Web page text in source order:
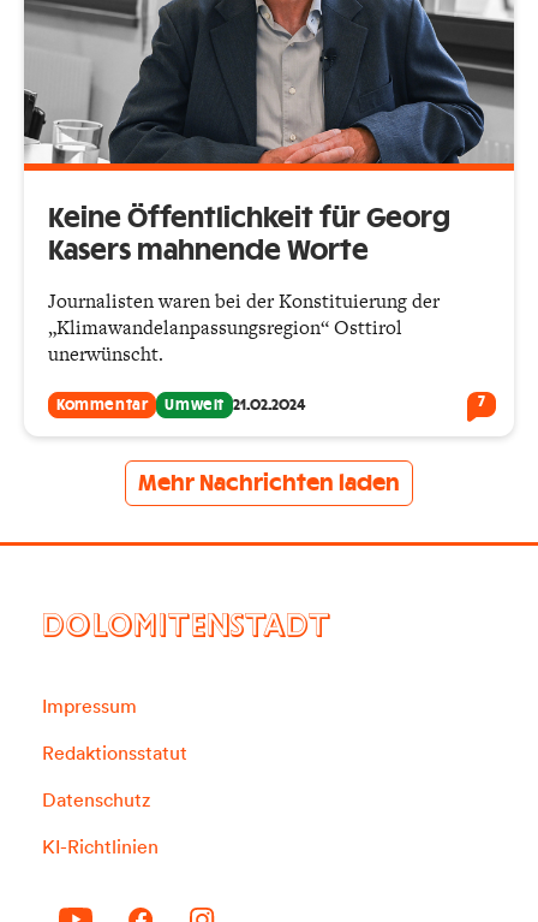
Keine Öffentlichkeit für Georg
Kasers mahnende Worte
Journalisten waren bei der Konstituierung der
„Klimawandelanpassungsregion“ Osttirol
unerwünscht.
Kommentar Umwelt 21.02.2024 7
Mehr Nachrichten laden
DOLOMITENSTADT
Impressum
Redaktionsstatut
Datenschutz
KI-Richtlinien